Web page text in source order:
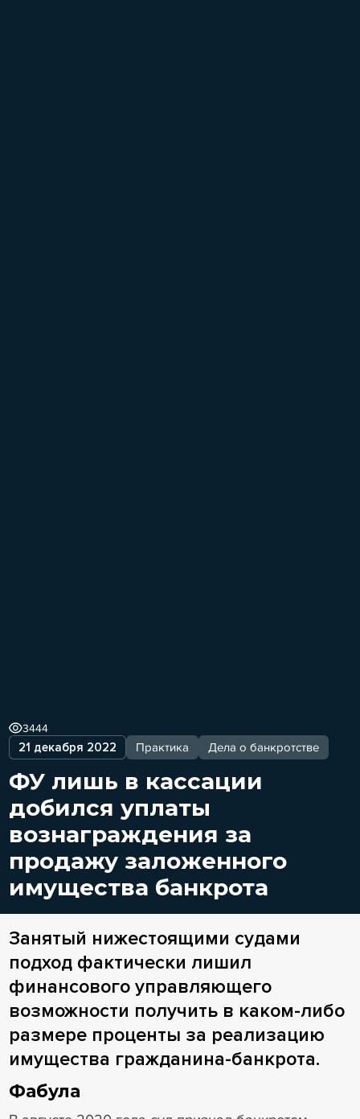
21 декабря 2022 Практика Дела о банкротстве
3444
ФУ лишь в кассации
добился уплаты
вознаграждения за
продажу заложенного
имущества банкрота
Занятый нижестоящими судами
подход фактически лишил
финансового управляющего
возможности получить в каком-либо
размере проценты за реализацию
имущества гражданина-банкрота.
Фабула